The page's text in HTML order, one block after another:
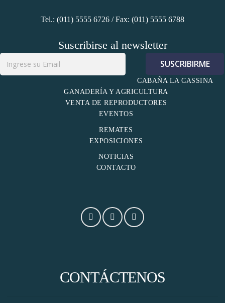
Tel.: (011) 5555 6726 / Fax: (011) 5555 6788
Suscribirse al newsletter
CABAÑA LA CASSINA
GANADERÍA Y AGRICULTURA
VENTA DE REPRODUCTORES
EVENTOS
REMATES
EXPOSICIONES
NOTICIAS
CONTACTO
CONTÁCTENOS